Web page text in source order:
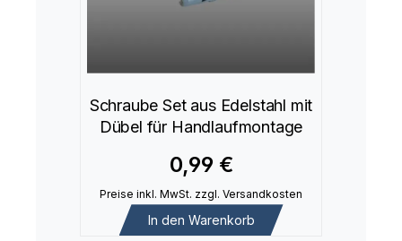
Schraube Set aus Edelstahl mit
Dübel für Handlaufmontage
0,99 €
Preise inkl. MwSt. zzgl. Versandkosten
In den Warenkorb